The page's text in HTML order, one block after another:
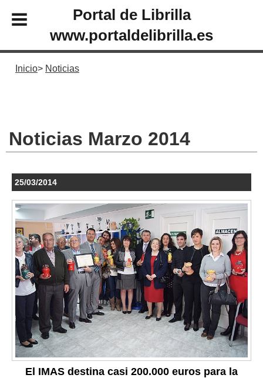
Portal de Librilla
www.portaldelibrilla.es
Inicio Noticias
Noticias Marzo 2014
25/03/2014
El IMAS destina casi 200.000 euros para la